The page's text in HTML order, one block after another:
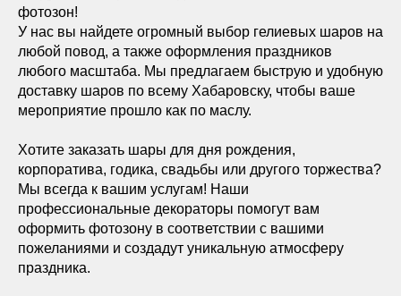
фотозон!
У нас вы найдете огромный выбор гелиевых шаров на
любой повод, а также оформления праздников
любого масштаба. Мы предлагаем быструю и удобную
доставку шаров по всему Хабаровску, чтобы ваше
мероприятие прошло как по маслу.
Хотите заказать шары для дня рождения,
корпоратива, годика, свадьбы или другого торжества?
Мы всегда к вашим услугам! Наши
профессиональные декораторы помогут вам
оформить фотозону в соответствии с вашими
пожеланиями и создадут уникальную атмосферу
праздника.